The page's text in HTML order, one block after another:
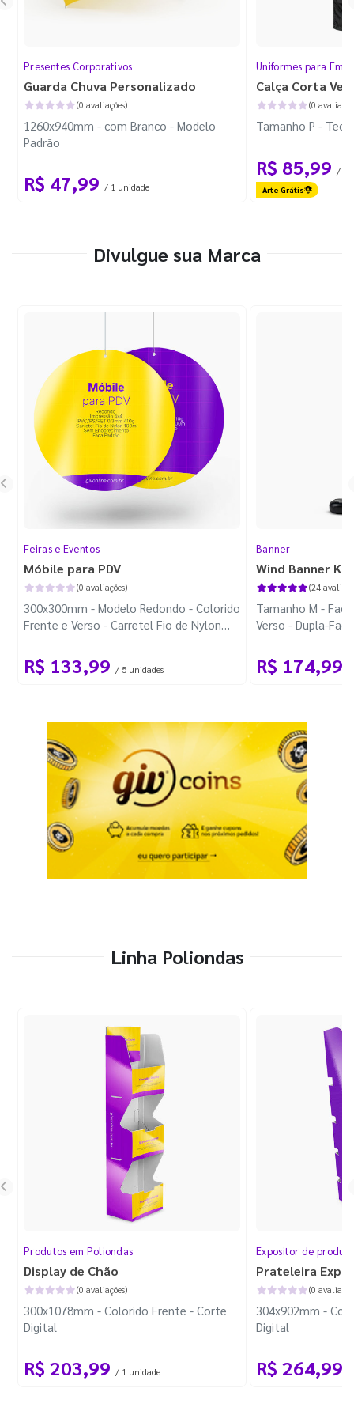
Presentes Corporativos
Guarda Chuva Personalizado
(0 avaliações)
1260x940mm - com Branco - Modelo
Padrão
R$ 47,99 / 1 unidade
Uniformes para
Calça Corta
(0
Tamanho P -
R$ 85,99 / 1
Arte Grátis
Divulgue sua Marca
Feiras e Eventos
Móbile para PDV
(0 avaliações)
300x300mm - Modelo Redondo - Colorido
Frente e Verso - Carretel Fio de Nylon
R$ 133,99 / 5 unidades
Banner
Wind Banner
(24
Tamanho M -
Verso - Dupla-
R$ 174,99
Linha Poliondas
Produtos em Poliondas
Display de Chão
(0 avaliações)
300x1078mm - Colorido Frente - Corte
Digital
R$ 203,99 / 1 unidade
Expositor de
Prateleira
(0
304x902mm -
Digital
R$ 264,99